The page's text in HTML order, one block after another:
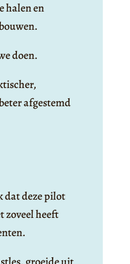
halen en
doen.
afgestemd
dat deze pilot
zoveel heeft